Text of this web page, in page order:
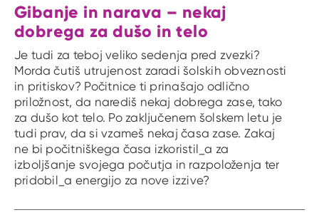
Gibanje in narava – nekaj
dobrega za dušo in telo
Je tudi za teboj veliko sedenja pred zvezki?
Morda čutiš utrujenost zaradi šolskih obveznosti
in pritiskov? Počitnice ti prinašajo odlično
priložnost, da narediš nekaj dobrega zase, tako
za dušo kot telo. Po zaključenem šolskem letu je
tudi prav, da si vzameš nekaj časa zase. Zakaj
ne bi počitniškega časa izkoristil_a za
izboljšanje svojega počutja in razpoloženja ter
pridobil_a energijo za nove izzive?